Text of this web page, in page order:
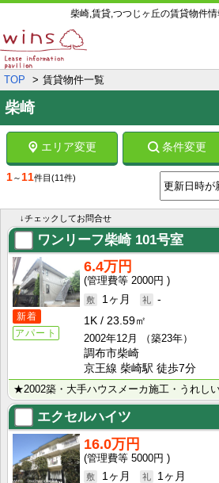
柴崎,賃貸,つつじヶ丘の賃貸物件情
TOP 賃貸物件一覧
柴崎
エリア変更 条件変更
1～11件目 (11件)
↓チェックしてお問合せ
ワンリーフ柴崎101号室
新着
アパート
6.4万円
2000円
1ヶ月
-
1K
23.59㎡
2002年12月
（築23年）
調布市柴崎
京王線 柴崎駅 徒歩7分
エクセルハイツ
16.0万円
5000円
1ヶ月
1ヶ月